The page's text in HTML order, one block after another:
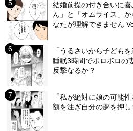
結婚前提の付き合いに
ん」と「オムライス」
なたが理解できません
「うるさいから子ども
睡眠3時間でボロボロの
反撃なるか？
「私が絶対に娘の可能
額を注ぎ自分の夢を押